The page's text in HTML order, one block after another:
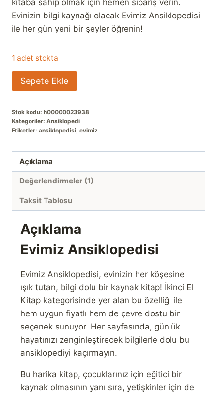
kitaba sahip olmak için hemen sipariş verin.
Evinizin bilgi kaynağı olacak Evimiz Ansiklopedisi
ile her gün yeni bir şeyler öğrenin!
1 adet stokta
Evimiz
Ansiklopedisi
Sepete Ekle
Stok kodu: h00000023938
Kategoriler: Ansiklopedi
Etiketler: ansiklopedisi, evimiz
Açıklama
Değerlendirmeler (1)
Taksit Tablosu
Açıklama
Evimiz Ansiklopedisi
Evimiz Ansiklopedisi, evinizin her köşesine
ışık tutan, bilgi dolu bir kaynak kitap! İkinci El
Kitap kategorisinde yer alan bu özelliği ile
hem uygun fiyatlı hem de çevre dostu bir
seçenek sunuyor. Her sayfasında, günlük
hayatınızı zenginleştirecek bilgilerle dolu bu
ansiklopediyi kaçırmayın.
Bu harika kitap, çocuklarınız için eğitici bir
kaynak olmasının yanı sıra, yetişkinler için de